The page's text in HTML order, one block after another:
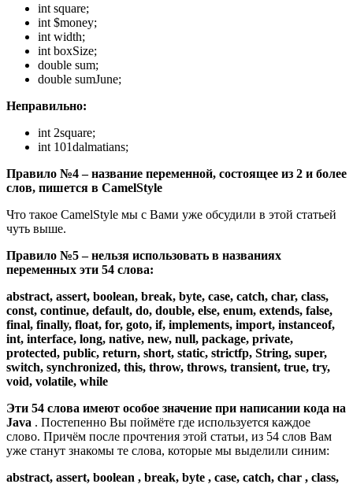
int square;
int $money;
int width;
int boxSize;
double sum;
double sumJune;
Неправильно:
int 2square;
int 101dalmatians;
Правило №4 – название переменной, состоящее из 2 и более
слов, пишется в CamelStyle
Что такое CamelStyle мы с Вами уже обсудили в этой статьей
чуть выше.
Правило №5 – нельзя использовать в названиях
переменных эти 54 слова:
abstract, assert, boolean, break, byte, case, catch, char, class,
const, continue, default, do, double, else, enum, extends, false,
final, finally, float, for, goto, if, implements, import, instanceof,
int, interface, long, native, new, null, package, private,
protected, public, return, short, static, strictfp, String, super,
switch, synchronized, this, throw, throws, transient, true, try,
void, volatile, while
Эти 54 слова имеют особое значение при написании кода на
Java . Постепенно Вы поймёте где используется каждое
слово. Причём после прочтения этой статьи, из 54 слов Вам
уже станут знакомы те слова, которые мы выделили синим:
abstract, assert, boolean , break, byte , case, catch, char , class,